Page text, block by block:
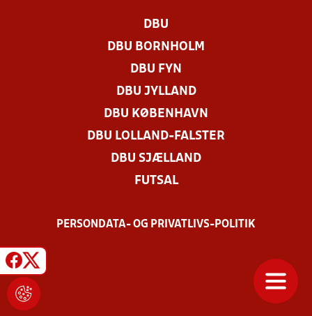
DBU
DBU BORNHOLM
DBU FYN
DBU JYLLAND
DBU KØBENHAVN
DBU LOLLAND-FALSTER
DBU SJÆLLAND
FUTSAL
PERSONDATA- OG PRIVATLIVS-POLITIK